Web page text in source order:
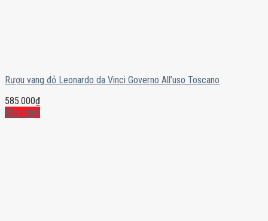
Rượu vang đỏ Leonardo da Vinci Governo All’uso Toscano
585.000₫
Mua ngay